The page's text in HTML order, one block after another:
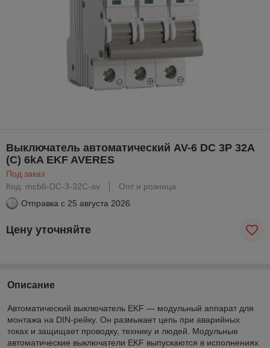
Выключатель автоматический AV-6 DC 3P 32A
(C) 6kA EKF AVERES
Под заказ
Код: mcb6-DC-3-32C-av
Опт и розница
Отправка с 25 августа 2026
Цену уточняйте
Описание
Автоматический выключатель EKF — модульный аппарат для
монтажа на DIN-рейку. Он размыкает цепь при аварийных
токах и защищает проводку, технику и людей. Модульные
автоматические выключатели EKF выпускаются в исполнениях